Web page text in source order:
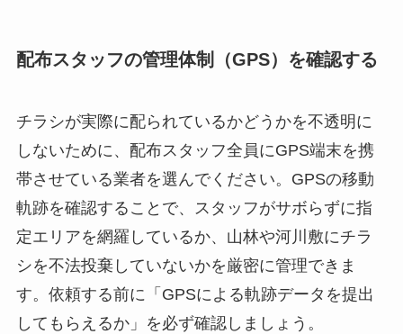
配布スタッフの管理体制（GPS）を確認する
チラシが実際に配られているかどうかを不透明に
しないために、配布スタッフ全員にGPS端末を携
帯させている業者を選んでください。GPSの移動
軌跡を確認することで、スタッフがサボらずに指
定エリアを網羅しているか、山林や河川敷にチラ
シを不法投棄していないかを厳密に管理できま
す。依頼する前に「GPSによる軌跡データを提出
してもらえるか」を必ず確認しましょう。